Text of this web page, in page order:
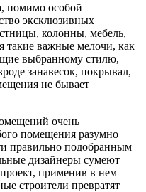
помимо особой
эксклюзивных
колонны, мебель,
такие важные мелочи, как
выбранному стилю,
занавесок, покрывал,
не бывает
очень
помещения разумно
правильно подобранным
дизайнеры сумеют
применив в нем
строители превратят